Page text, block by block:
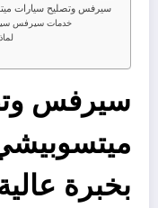
سيرفس وتصليح سيارات
خدمات سيرفس
سيرفس
بخبرة